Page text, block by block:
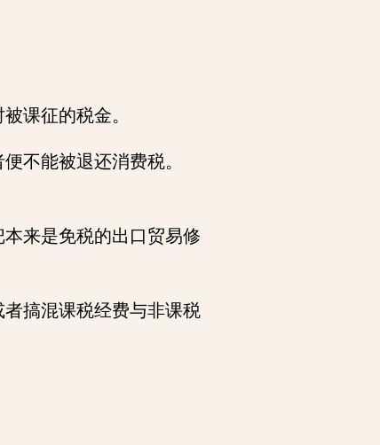
课征的税金。
不能被退还消费税。
来是免税的出口贸易修
搞混课税经费与非课税